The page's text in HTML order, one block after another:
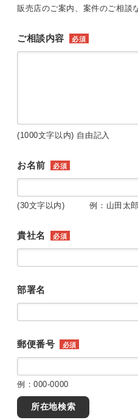
販売店のご案内、案件のご相談
ご相談内容 必須
(1000文字以内) 自由記入
お名前 必須
(30文字以内) 例：山田太郎
貴社名 必須
部署名
郵便番号 必須
例：000-0000
所在地検索